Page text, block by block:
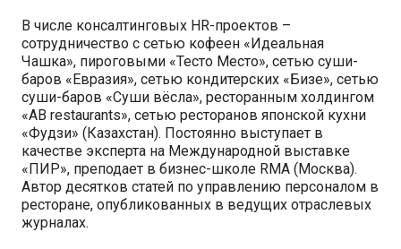
В числе консалтинговых HR-проектов –
сотрудничество с сетью кофеен «Идеальная
Чашка», пироговыми «Тесто Место», сетью суши-
баров «Евразия», сетью кондитерских «Бизе», сетью
суши-баров «Суши вёсла», ресторанным холдингом
«AB restaurants», сетью ресторанов японской кухни
«Фудзи» (Казахстан). Постоянно выступает в
качестве эксперта на Международной выставке
«ПИР», преподает в бизнес-школе RMA (Москва).
Автор десятков статей по управлению персоналом в
ресторане, опубликованных в ведущих отраслевых
журналах.